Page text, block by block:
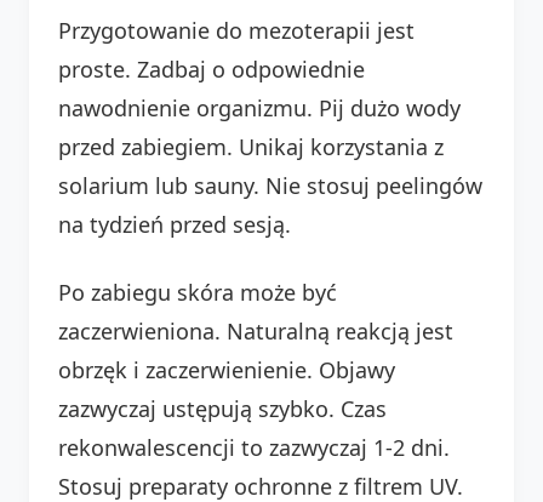
Przygotowanie do mezoterapii jest
proste. Zadbaj o odpowiednie
nawodnienie organizmu. Pij dużo wody
przed zabiegiem. Unikaj korzystania z
solarium lub sauny. Nie stosuj peelingów
na tydzień przed sesją.
Po zabiegu skóra może być
zaczerwieniona. Naturalną reakcją jest
obrzęk i zaczerwienienie. Objawy
zazwyczaj ustępują szybko. Czas
rekonwalescencji to zazwyczaj 1-2 dni.
Stosuj preparaty ochronne z filtrem UV.